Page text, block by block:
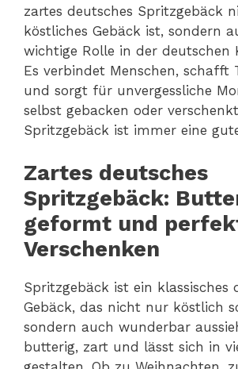
zartes deutsches Spritzgebäck
köstliches Gebäck ist, sondern
wichtige Rolle in der deutschen
Es verbindet Menschen, schafft
und sorgt für unvergessliche
selbst gebacken oder
Spritzgebäck ist immer eine
Zartes deutsches
Spritzgebäck:
geformt und
Verschenken
Spritzgebäck ist ein klassisches
Gebäck, das nicht nur köstlich
sondern auch wunderbar
butterig, zart und lässt sich in